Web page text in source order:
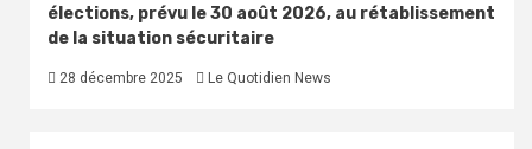
élections, prévu le 30 août 2026, au rétablissement
de la situation sécuritaire
28 décembre 2025 Le Quotidien News